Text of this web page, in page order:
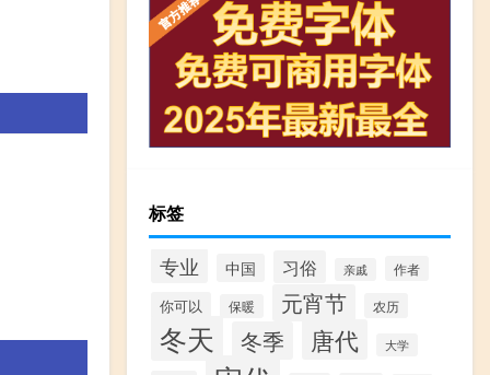
标签
专业 中国 习俗 亲戚 作者
你可以 保暖 元宵节 农历
冬天 冬季 唐代 大学